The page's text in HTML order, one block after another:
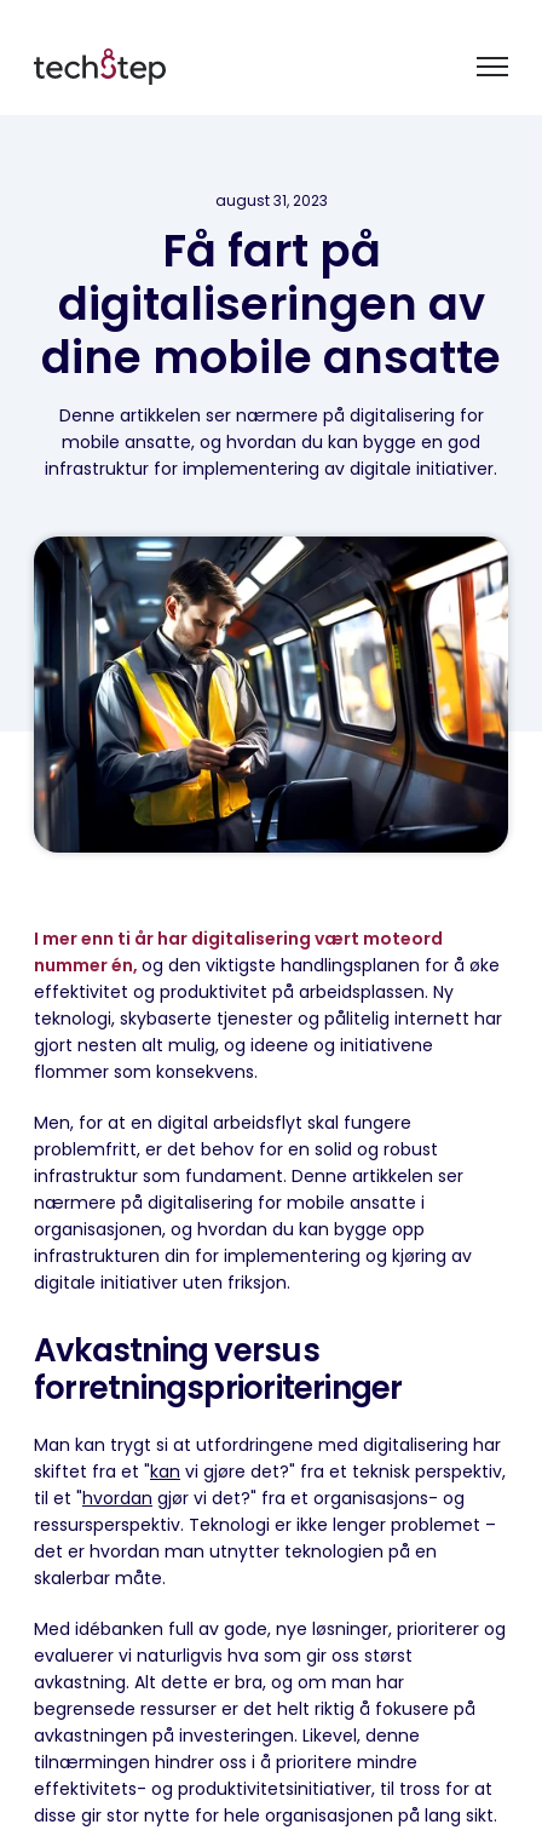
august 31, 2023
Få fart på
digitaliseringen av
dine mobile ansatte
Denne artikkelen ser nærmere på digitalisering for
mobile ansatte, og hvordan du kan bygge en god
infrastruktur for implementering av digitale initiativer.
I mer enn ti år har digitalisering vært moteord
nummer én, og den viktigste handlingsplanen for å øke
effektivitet og produktivitet på arbeidsplassen. Ny
teknologi, skybaserte tjenester og pålitelig internett har
gjort nesten alt mulig, og ideene og initiativene
flommer som konsekvens.
Men, for at en digital arbeidsflyt skal fungere
problemfritt, er det behov for en solid og robust
infrastruktur som fundament. Denne artikkelen ser
nærmere på digitalisering for mobile ansatte i
organisasjonen, og hvordan du kan bygge opp
infrastrukturen din for implementering og kjøring av
digitale initiativer uten friksjon.
Avkastning versus
forretningsprioriteringer
Man kan trygt si at utfordringene med digitalisering har
skiftet fra et "kan vi gjøre det?" fra et teknisk perspektiv,
til et "hvordan gjør vi det?" fra et organisasjons- og
ressursperspektiv. Teknologi er ikke lenger problemet –
det er hvordan man utnytter teknologien på en
skalerbar måte.
Med idébanken full av gode, nye løsninger, prioriterer og
evaluerer vi naturligvis hva som gir oss størst
avkastning. Alt dette er bra, og om man har
begrensede ressurser er det helt riktig å fokusere på
avkastningen på investeringen. Likevel, denne
tilnærmingen hindrer oss i å prioritere mindre
effektivitets- og produktivitetsinitiativer, til tross for at
disse gir stor nytte for hele organisasjonen på lang sikt.